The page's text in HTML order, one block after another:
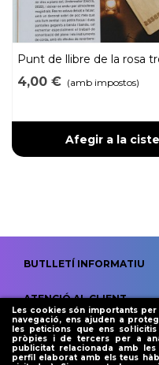
Les cookies són importants
navegació, ens ajuden a
les peticions que ens
pròpies i de tercers per a
publicitat relacionada amb
perfil elaborat amb els teus
Punt de llibre de la rosa
4,00 € (amb impostos)
Afegir a la
BUTLLETÍ INFORMATIU
ATENCIÓ AL CLIENT
LEGAL